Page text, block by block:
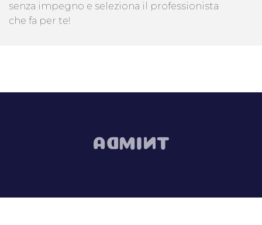
senza impegno e seleziona il professionista
che fa per te!